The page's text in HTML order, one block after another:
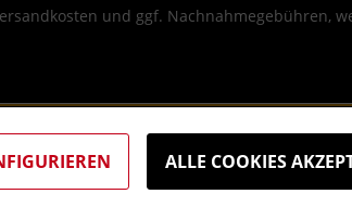
und ggf. Nachnahmegebühren,
ALLE COOKIES